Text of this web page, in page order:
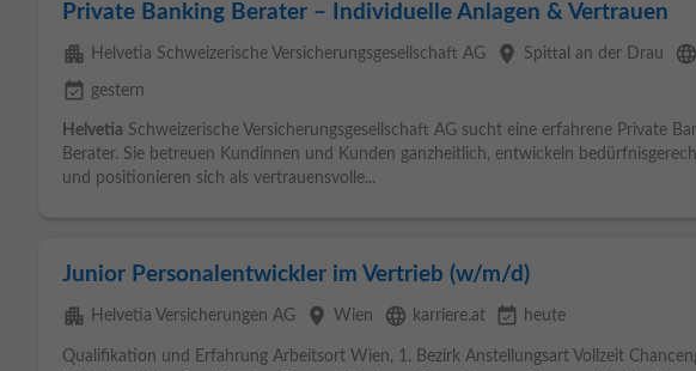
Private Banking Berater – Individuelle Anlagen & Vertrauen
apartment Helvetia Schweizerische Versicherungsgesellschaft AG place Spittal an der Drau language
event_available gestern
Helvetia Schweizerische Versicherungsgesellschaft AG sucht eine erfahrene Private
Berater. Sie betreuen Kundinnen und Kunden ganzheitlich, entwickeln
und positionieren sich als vertrauensvolle...
Junior Personalentwickler im Vertrieb (w/m/d)
apartment Helvetia Versicherungen AG place Wien language karriere.at event_available heute
Qualifikation und Erfahrung Arbeitsort Wien, 1. Bezirk Anstellungsart Vollzeit